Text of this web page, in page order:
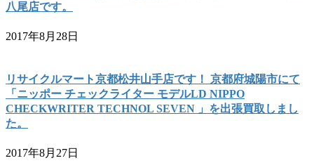
八尾店です。
2017年8月28日
リサイクルマート京都松井山手店です！ 京都府城陽市にて
「ニッポー チェックライター モデルLD NIPPO
CHECKWRITER TECHNOL SEVEN 」を出張買取しまし
た。
2017年8月27日